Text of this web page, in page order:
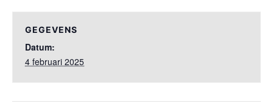
GEGEVENS
Datum:
4 februari 2025